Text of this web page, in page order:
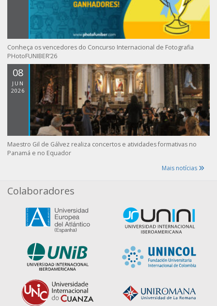
Conheça os vencedores do Concurso Internacional de Fotografia
PHotoFUNIBER’26
08
JUN
2026
Maestro Gil de Gálvez realiza concertos e atividades formativas no
Panamá e no Equador
Mais notícias
Colaboradores